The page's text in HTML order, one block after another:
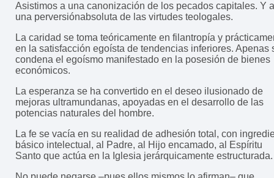
Asistimos a una canonización de los pecados capitales. Y a
una perversiónabsoluta de las virtudes teologales.
La caridad se toma teóricamente en filantropía y
en la satisfacción egoísta de tendencias inferiores. Apenas
condena el egoísmo manifestado en la posesión de bienes
económicos.
La esperanza se ha convertido en el deseo ilusionado de
mejoras ultramundanas, apoyadas en el desarrollo de las
potencias naturales del hombre.
La fe se vacía en su realidad de adhesión total, con
básico intelectual, al Padre, al Hijo encamado, al Espíritu
Santo que actúa en la Iglesia jerárquicamente estructurada.